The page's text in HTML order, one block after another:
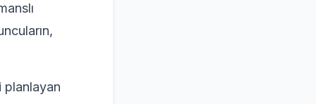
planlayan